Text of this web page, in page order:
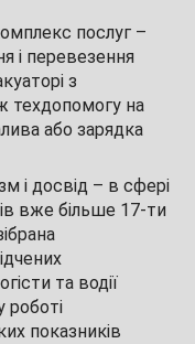
послуг –
і перевезення
з
техдопомогу на
або зарядка
і досвід – в сфері
вже більше 17-ти
та водії
роботі
показників